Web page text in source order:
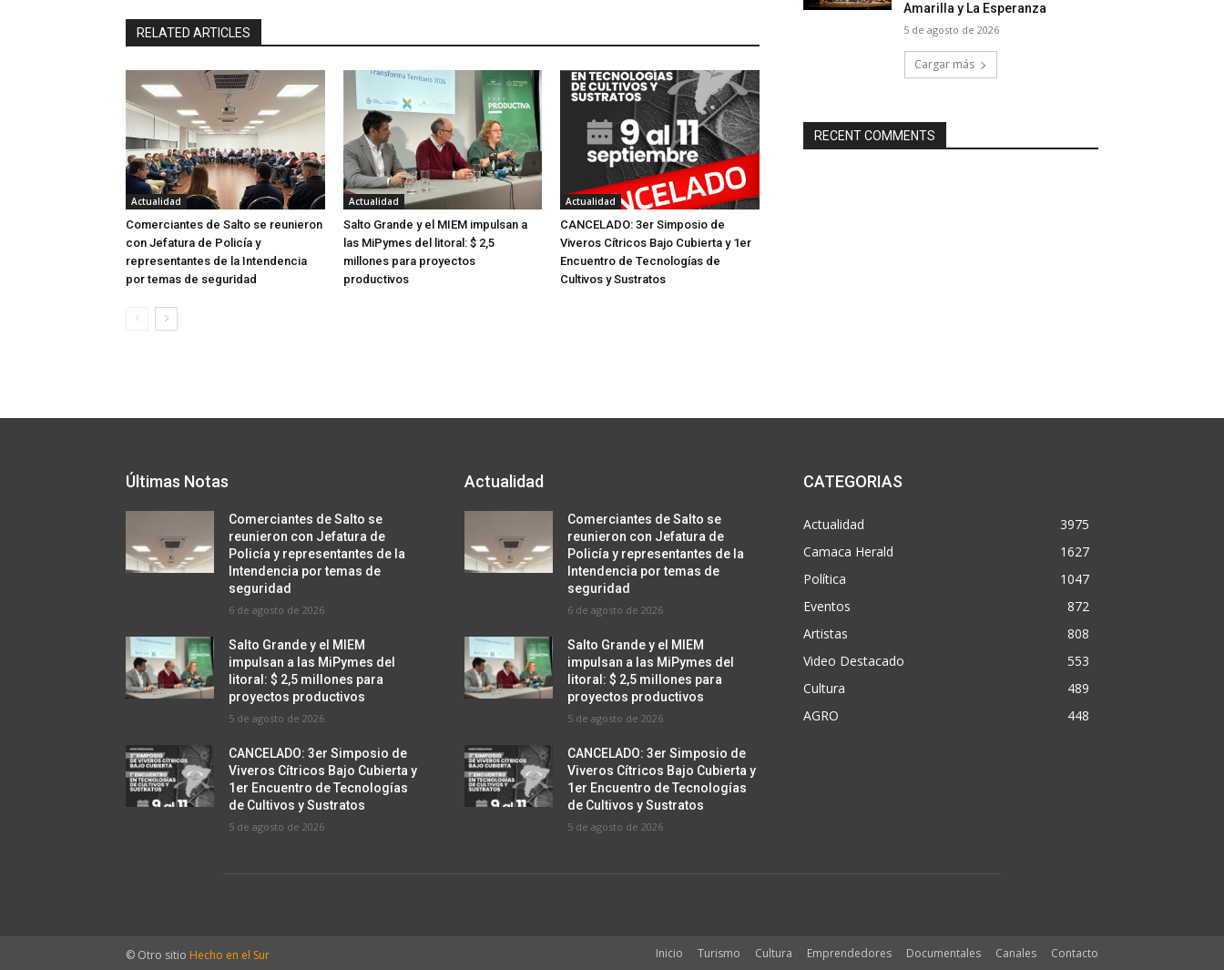
RELATED ARTICLES
Actualidad
Comerciantes de Salto se reunieron
con Jefatura de Policía y
representantes de la Intendencia
por temas de seguridad
Actualidad
Salto Grande y el MIEM impulsan a
las MiPymes del litoral: $ 2,5
millones para proyectos
productivos
Actualidad
CANCELADO: 3er Simposio de
Viveros Cítricos Bajo Cubierta y 1er
Encuentro de Tecnologías de
Cultivos y Sustratos
Amarilla y La Esperanza
5 de agosto de 2026
Cargar más
RECENT COMMENTS
Últimas Notas
Comerciantes de Salto se
reunieron con Jefatura de
Policía y representantes de la
Intendencia por temas de
seguridad
6 de agosto de 2026
Salto Grande y el MIEM
impulsan a las MiPymes del
litoral: $ 2,5 millones para
proyectos productivos
5 de agosto de 2026
CANCELADO: 3er Simposio de
Viveros Cítricos Bajo Cubierta y
1er Encuentro de Tecnologías
de Cultivos y Sustratos
5 de agosto de 2026
Actualidad
Comerciantes de Salto se
reunieron con Jefatura de
Policía y representantes de la
Intendencia por temas de
seguridad
6 de agosto de 2026
Salto Grande y el MIEM
impulsan a las MiPymes del
litoral: $ 2,5 millones para
proyectos productivos
5 de agosto de 2026
CANCELADO: 3er Simposio de
Viveros Cítricos Bajo Cubierta y
1er Encuentro de Tecnologías
de Cultivos y Sustratos
5 de agosto de 2026
CATEGORIAS
Actualidad
3975
Camaca Herald
1627
Política
1047
Eventos
872
Artistas
808
Video Destacado
553
Cultura
489
AGRO
448
© Otro sitio Hecho en el Sur Inicio Turismo Cultura Emprendedores Documentales Canales Contacto